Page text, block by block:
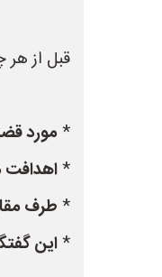
قبل از
*مورد
*اهدافت
* طرف
*این